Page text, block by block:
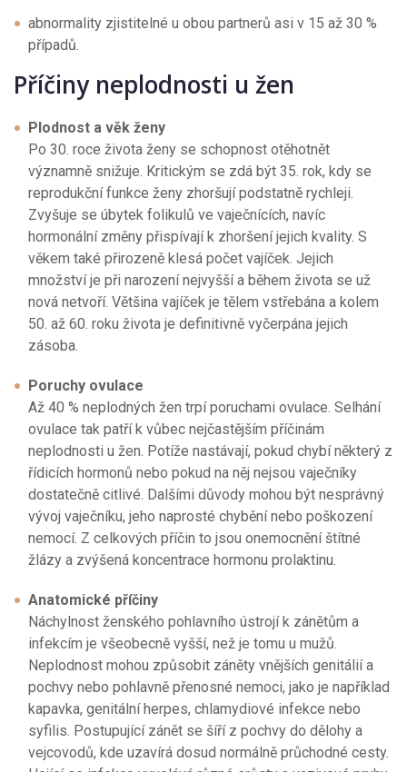
abnormality zjistitelné u obou partnerů asi v 15 až 30 %
případů.
Příčiny neplodnosti u žen
Plodnost a věk ženy
Po 30. roce života ženy se schopnost otěhotnět
významně snižuje. Kritickým se zdá být 35. rok, kdy se
reprodukční funkce ženy zhoršují podstatně rychleji.
Zvyšuje se úbytek folikulů ve vaječnících, navíc
hormonální změny přispívají k zhoršení jejich kvality. S
věkem také přirozeně klesá počet vajíček. Jejich
množství je při narození nejvyšší a během života se už
nová netvoří. Většina vajíček je tělem vstřebána a kolem
50. až 60. roku života je definitivně vyčerpána jejich
zásoba.
Poruchy ovulace
Až 40 % neplodných žen trpí poruchami ovulace. Selhání
ovulace tak patří k vůbec nejčastějším příčinám
neplodnosti u žen. Potíže nastávají, pokud chybí některý z
řídicích hormonů nebo pokud na něj nejsou vaječníky
dostatečně citlivé. Dalšími důvody mohou být nesprávný
vývoj vaječníku, jeho naprosté chybění nebo poškození
nemocí. Z celkových příčin to jsou onemocnění štítné
žlázy a zvýšená koncentrace hormonu prolaktinu.
Anatomické příčiny
Náchylnost ženského pohlavního ústrojí k zánětům a
infekcím je všeobecně vyšší, než je tomu u mužů.
Neplodnost mohou způsobit záněty vnějších genitálií a
pochvy nebo pohlavně přenosné nemoci, jako je například
kapavka, genitální herpes, chlamydiové infekce nebo
syfilis. Postupující zánět se šíří z pochvy do dělohy a
vejcovodů, kde uzavírá dosud normálně průchodné cesty.